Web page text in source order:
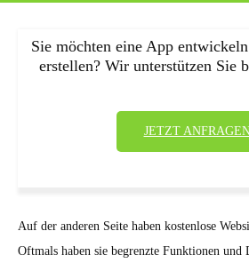
Sie möchten eine App
erstellen? Wir unterstützen Sie
JETZT
Auf der anderen Seite haben kostenlose
Oftmals haben sie begrenzte Funktionen und